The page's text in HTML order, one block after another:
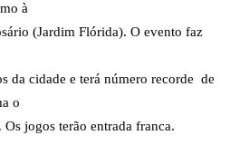
à
(Jardim Flórida). O evento faz
da cidade e terá número recorde de
o
jogos terão entrada franca.